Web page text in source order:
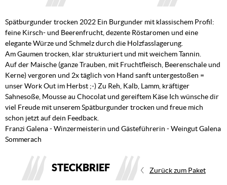
Spätburgunder trocken 2022 Ein Burgunder mit klassischem Profil:
feine Kirsch- und Beerenfrucht, dezente Röstaromen und eine
elegante Würze und Schmelz durch die Holzfasslagerung.
Am Gaumen trocken, klar strukturiert und mit weichem Tannin.
Auf der Maische (ganze Trauben, mit Fruchtfleisch, Beerenschale und
Kerne) vergoren und 2x täglich von Hand sanft untergestoßen =
unser Work Out im Herbst ;-) Zu Reh, Kalb, Lamm, kräftiger
Sahnesoße, Mousse au Chocolat und gereiftem Käse Ich wünsche dir
viel Freude mit unserem Spätburgunder trocken und freue mich
schon jetzt auf dein Feedback.
Franzi Galena - Winzermeisterin und Gästeführerin - Weingut Galena
Sommerach
STECKBRIEF Zurück zum Paket